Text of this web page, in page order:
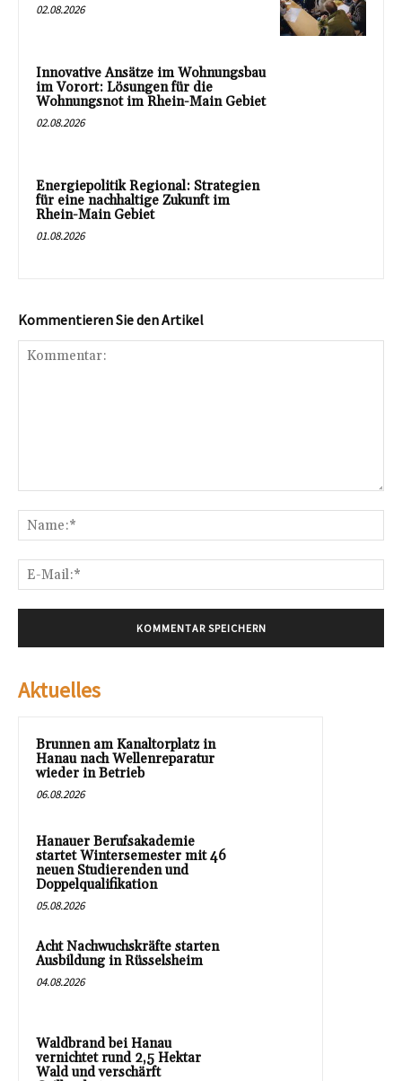
02.08.2026
Innovative Ansätze im Wohnungsbau
im Vorort: Lösungen für die
Wohnungsnot im Rhein-Main Gebiet
02.08.2026
Energiepolitik Regional: Strategien
für eine nachhaltige Zukunft im
Rhein-Main Gebiet
01.08.2026
Kommentieren Sie den Artikel
Aktuelles
Brunnen am Kanaltorplatz in
Hanau nach Wellenreparatur
wieder in Betrieb
06.08.2026
Hanauer Berufsakademie
startet Wintersemester mit 46
neuen Studierenden und
Doppelqualifikation
05.08.2026
Acht Nachwuchskräfte starten
Ausbildung in Rüsselsheim
04.08.2026
Waldbrand bei Hanau
vernichtet rund 2,5 Hektar
Wald und verschärft